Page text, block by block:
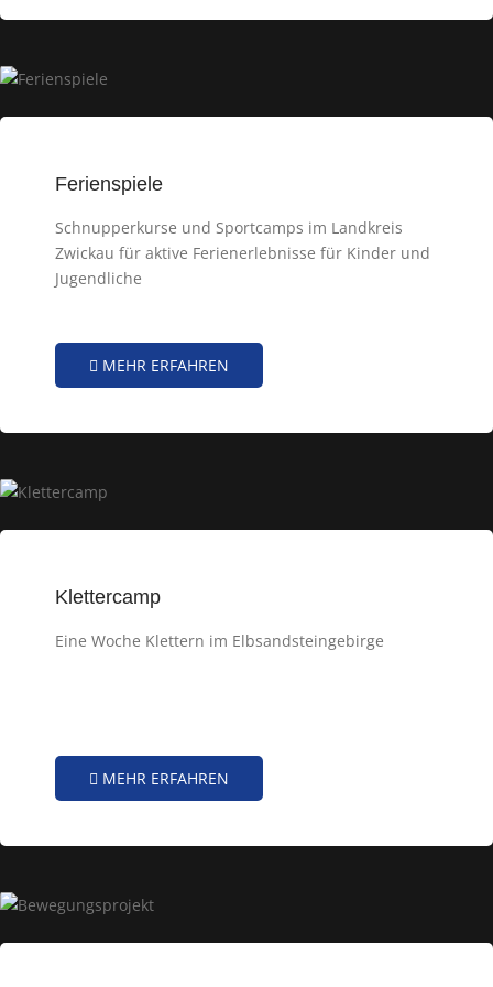
Ferienspiele
Schnupperkurse und Sportcamps im Landkreis
Zwickau für aktive Ferienerlebnisse für Kinder und
Jugendliche
MEHR ERFAHREN
Klettercamp
Eine Woche Klettern im Elbsandsteingebirge
MEHR ERFAHREN